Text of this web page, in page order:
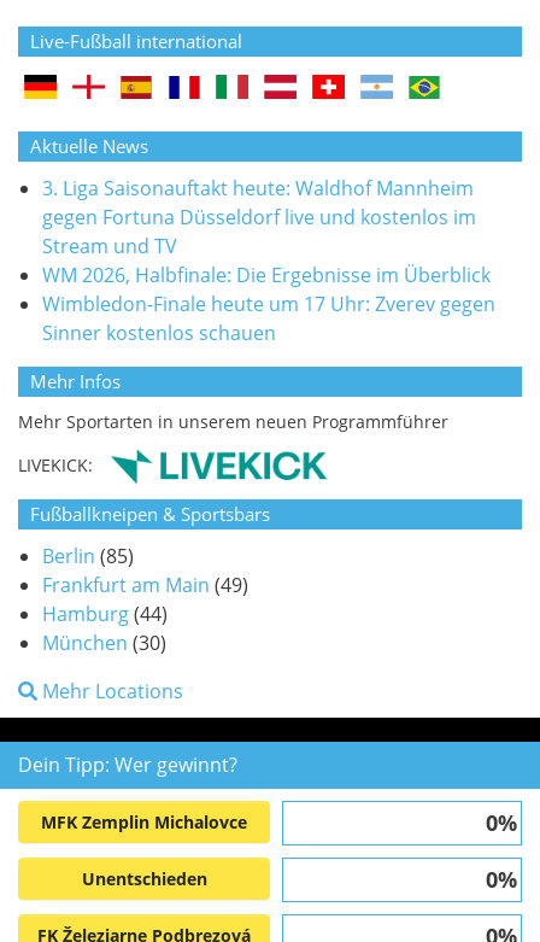
Live-Fußball international
Aktuelle News
3. Liga Saisonauftakt heute: Waldhof Mannheim
gegen Fortuna Düsseldorf live und kostenlos im
Stream und TV
WM 2026, Halbfinale: Die Ergebnisse im Überblick
Wimbledon-Finale heute um 17 Uhr: Zverev gegen
Sinner kostenlos schauen
Mehr Infos
Mehr Sportarten in unserem neuen Programmführer
LIVEKICK:
Fußballkneipen & Sportsbars
Berlin (85)
Frankfurt am Main (49)
Hamburg(44)
München (30)
Mehr Locations
Dein Tipp: Wer gewinnt?
MFK Zemplin Michalovce 0%
Unentschieden 0%
FK Železiarne Podbrezová 0%